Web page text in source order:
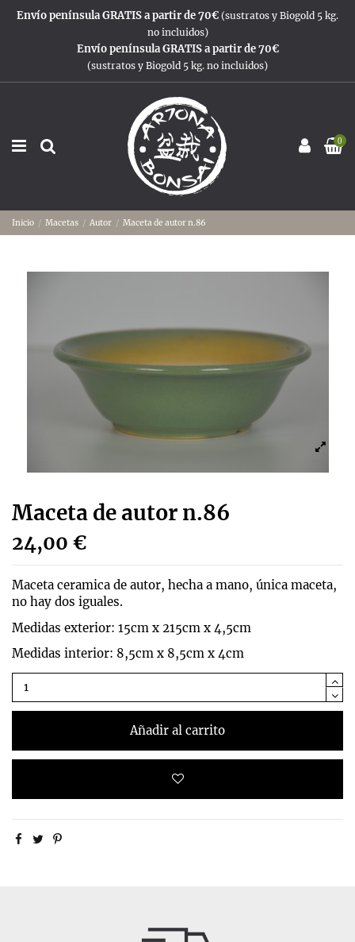
Envío península GRATIS a partir de 70€ (sustratos y Biogold 5 kg.
no incluidos)
Envío península GRATIS a partir de 70€
(sustratos y Biogold 5 kg. no incluidos)
0
Inicio Macetas Autor Maceta de autor n.86
Maceta de autor n.86
24,00 €
Maceta ceramica de autor, hecha a mano, única maceta,
no hay dos iguales.
Medidas exterior: 15cm x 215cm x 4,5cm
Medidas interior: 8,5cm x 8,5cm x 4cm
Añadir al carrito